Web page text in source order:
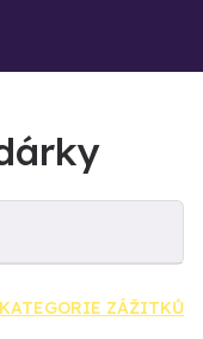
KATEGORIE ZÁŽITKŮ